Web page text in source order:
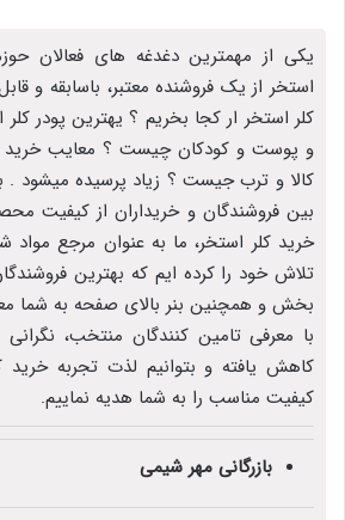
یکی از مهمترین دغدغه های فعالان
استخر از یک فروشنده معتبر، باسابقه و
کلر استخر ار کجا بخریم ؟ یهترین پودر
و پوست و کودکان چیست ؟ معایب خرید
کالا و ترب جیست ؟ زیاد پرسیده میشود .
بین فروشندگان و خریداران از کیفیت
خرید کلر استخر، ما به عنوان مرجع مواد
تلاش خود را کرده ایم که بهترین
بخش و همچنین بنر بالای صفحه به شما
با معرفی تامین کنندگان منتخب،
کاهش یافته و بتوانیم لذت تجربه خرید
کیفیت مناسب را به شما هدیه نماییم.
بازرگانی مهر شیمی